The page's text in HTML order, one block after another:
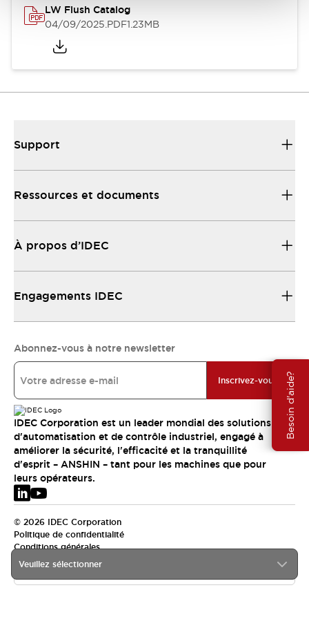
Besoin d'aide?
LW Flush Catalog
04/09/2025.PDF1.23MB
Veuillez sélectionner
Support
Ressources et documents
À propos d’IDEC
Engagements IDEC
Abonnez-vous à notre newsletter
Inscrivez-vous
IDEC Corporation est un leader mondial des solutions
d'automatisation et de contrôle industriel, engagé à
améliorer la sécurité, l'efficacité et la tranquillité
d'esprit – ANSHIN – tant pour les machines que pour
leurs opérateurs.
© 2026 IDEC Corporation
Politique de confidentialité
Conditions générales
EMEA